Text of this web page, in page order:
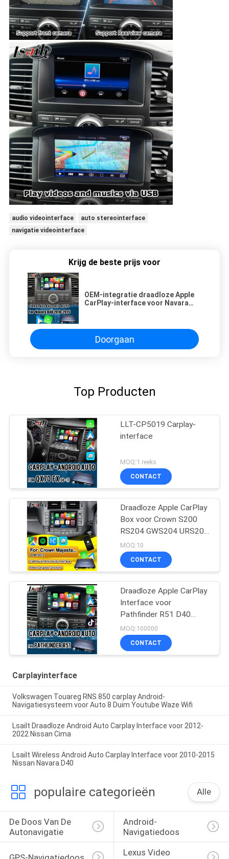
audio videointerface
auto stereointerface
navigatie videointerface
Krijg de beste prijs voor
OEM-integratie draadloze Apple
CarPlay-interface voor Navara
Mirror Link
Doorgaan
Top Producten
LLT-CP5019 Carplay-
interface
MOQ:1 reeks
CONTACT
Draadloze Apple CarPlay
Box voor Crown S200
RS204 GWS204 URS204
URS206 Majesta XV
Athlete Saloon Toyota
Geïntegreerde Android
MOQ:10
CONTACT
Draadloze Apple CarPlay
Interface voor
Pathfinder R51 D40
Navara 08IT met Android
Auto, Bluetooth, WiFi,
YouTube Music
MOQ:100000
CONTACT
Carplayinterface
Volkswagen Touareg RNS 850 carplay Android-
Navigatiesysteem voor Auto 8 Duim Youtube Waze Wifi
Lsailt Draadloze Android Auto Carplay Interface voor 2012-
2022 Nissan Cima
Lsailt Wireless Android Auto Carplay Interface voor 2010-2015
Nissan Navara D40
populaire categorieën Alle
De Doos Van De
Autonavigatie
Android-
Navigatiedoos
Lexus Video